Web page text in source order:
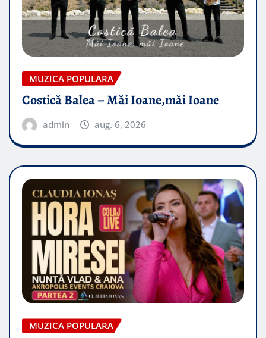
MUZICA POPULARA
Costică Balea – Măi Ioane,măi Ioane
admin aug. 6, 2026
MUZICA POPULARA